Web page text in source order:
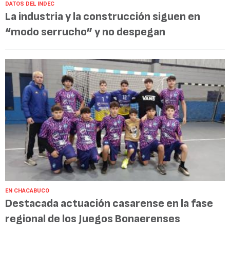
DATOS DEL INDEC
La industria y la construcción siguen en
“modo serrucho” y no despegan
EN CHACABUCO
Destacada actuación casarense en la fase
regional de los Juegos Bonaerenses